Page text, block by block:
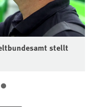
stellt